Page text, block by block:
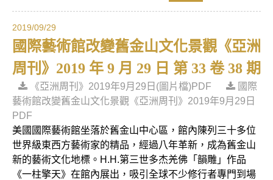
2019/09/29
國際藝術館改變舊金山文化景觀《亞洲
周刊》2019 年 9 月 29 日 第 33 卷 38 期
《亞洲周刊》2019年9月29日(圖片檔)PDF
國際
藝術館改變舊金山文化景觀《亞洲周刊》2019年9月29日
PDF
美國國際藝術館坐落於舊金山中心區，館內陳列三十多位
世界級東西方藝術家的精品，經過八年革新，成為舊金山
新的藝術文化地標。H.H.第三世多杰羌佛「韻雕」作品
《一柱擎天》在館內展出，吸引全球不少修行者專門到場